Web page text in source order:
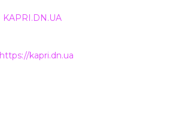
KAPRI.DN.UA
https://kapri.dn.ua